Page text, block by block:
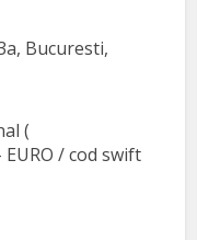
Bucuresti,
(
EURO / cod swift